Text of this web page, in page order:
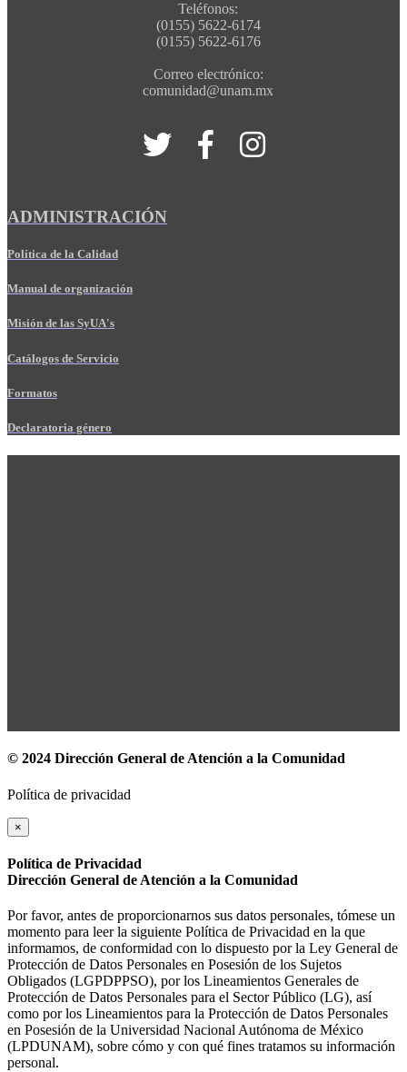
Teléfonos:
(0155) 5622-6174
(0155) 5622-6176
Correo electrónico:
comunidad@unam.mx
ADMINISTRACIÓN
Política de la Calidad
Manual de organización
Misión de las SyUA's
Catálogos de Servicio
Formatos
Declaratoria género
© 2024 Dirección General de Atención a la Comunidad
Política de privacidad
×
Política de Privacidad
Dirección General de Atención a la Comunidad
Por favor, antes de proporcionarnos sus datos personales, tómese un
momento para leer la siguiente Política de Privacidad en la que
informamos, de conformidad con lo dispuesto por la Ley General de
Protección de Datos Personales en Posesión de los Sujetos
Obligados (LGPDPPSO), por los Lineamientos Generales de
Protección de Datos Personales para el Sector Público (LG), así
como por los Lineamientos para la Protección de Datos Personales
en Posesión de la Universidad Nacional Autónoma de México
(LPDUNAM), sobre cómo y con qué fines tratamos su información
personal.